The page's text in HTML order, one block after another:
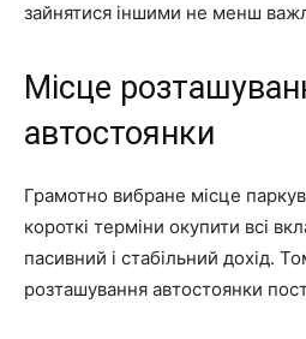
зайнятися іншими не менш
Місце
автостоянки
Грамотно вибране місце
короткі терміни окупити всі
пасивний і стабільний дохід.
розташування автостоянки